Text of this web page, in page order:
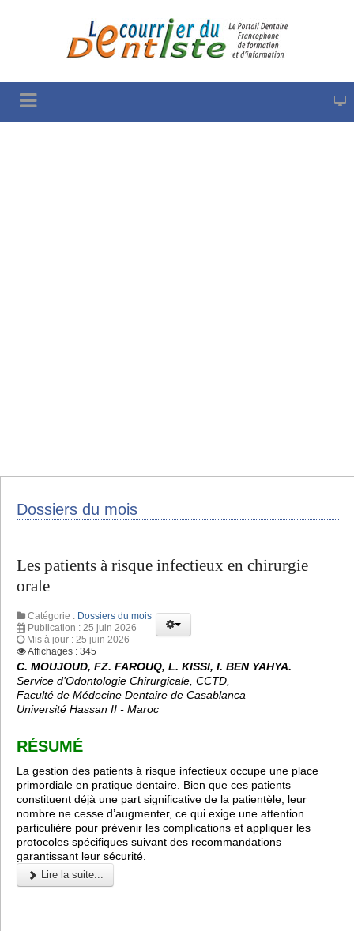
Dossiers du mois
Les patients à risque infectieux en chirurgie
orale
Catégorie : Dossiers du mois
Publication : 25 juin 2026
Mis à jour : 25 juin 2026
Affichages : 345
C. MOUJOUD, FZ. FAROUQ, L. KISSI, I. BEN YAHYA.
Service d’Odontologie Chirurgicale, CCTD,
Faculté de Médecine Dentaire de Casablanca
Université Hassan II - Maroc
RÉSUMÉ
La gestion des patients à risque infectieux occupe une place
primordiale en pratique dentaire. Bien que ces patients
constituent déjà une part significative de la patientèle, leur
nombre ne cesse d’augmenter, ce qui exige une attention
particulière pour prévenir les complications et appliquer les
protocoles spécifiques suivant des recommandations
garantissant leur sécurité.
Lire la suite...